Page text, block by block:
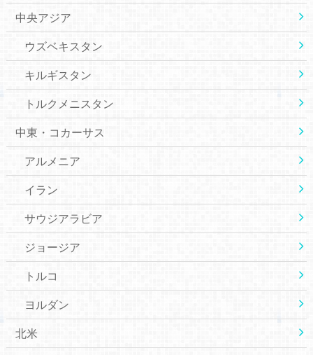
中央アジア
ウズベキスタン
キルギスタン
トルクメニスタン
中東・コカーサス
アルメニア
イラン
サウジアラビア
ジョージア
トルコ
ヨルダン
北米